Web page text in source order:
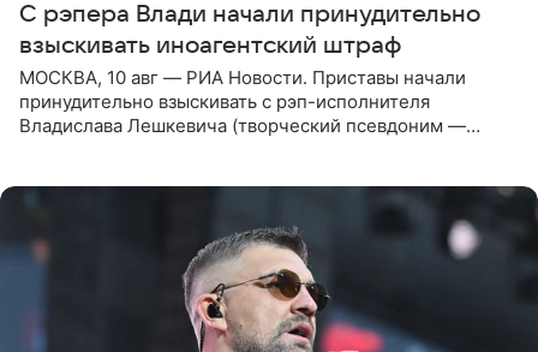
С рэпера Влади начали принудительно
взыскивать иноагентский штраф
МОСКВА, 10 авг — РИА Новости. Приставы начали
принудительно взыскивать с рэп-исполнителя
Владислава Лешкевича (творческий псевдоним —